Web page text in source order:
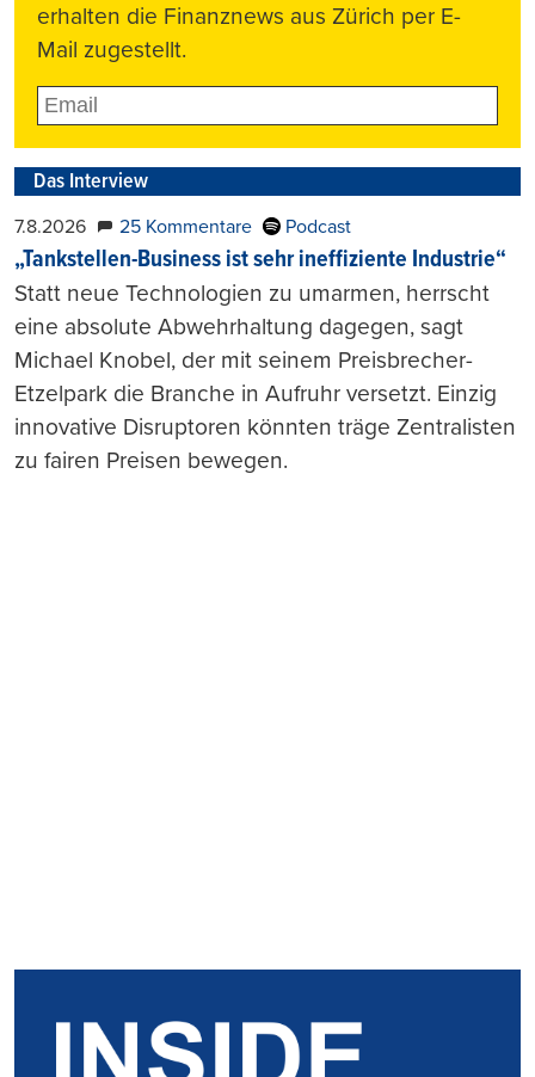
erhalten die Finanznews aus Zürich per E-
Mail zugestellt.
Das Interview
7.8.2026 25 Kommentare Podcast
„Tankstellen-Business ist sehr ineffiziente Industrie“
Statt neue Technologien zu umarmen, herrscht
eine absolute Abwehrhaltung dagegen, sagt
Michael Knobel, der mit seinem Preisbrecher-
Etzelpark die Branche in Aufruhr versetzt. Einzig
innovative Disruptoren könnten träge Zentralisten
zu fairen Preisen bewegen.